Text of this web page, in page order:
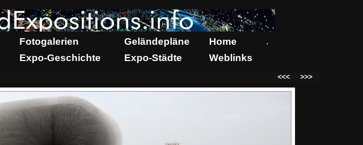
Fotogalerien Geländepläne Home .
Expo-Geschichte Expo-Städte Weblinks
<<< >>>